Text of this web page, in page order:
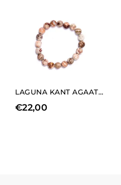
LAGUNA KANT AGAAT ELASTISCHE ARMBAND
€22,00